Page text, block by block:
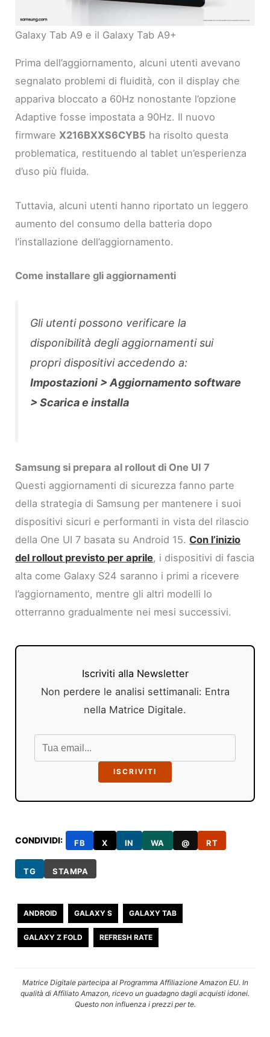
Galaxy Tab A9 e il Galaxy Tab A9+
Prima dell’aggiornamento, alcuni utenti avevano
segnalato problemi di fluidità, con il display che
appariva bloccato a 60Hz nonostante l’opzione
Adaptive fosse impostata a 90Hz. Il nuovo
firmwareX216BXXS6CYB5 ha risolto questa
problematica, restituendo al tablet un’esperienza
d’uso più fluida.
Tuttavia, alcuni utenti hanno riportato un leggero
aumento del consumo della batteria dopo
l’installazione dell’aggiornamento.
Come installare gli aggiornamenti
Gli utenti possono verificare la
disponibilità degli aggiornamenti sui
propri dispositivi accedendo a:
Impostazioni > Aggiornamento software
> Scarica e installa
Samsung si prepara al rollout di One UI 7
Questi aggiornamenti di sicurezza fanno parte
della strategia di Samsung per mantenere i suoi
dispositivi sicuri e performanti in vista del rilascio
della One UI 7 basata su Android 15.Con l’inizio
del rollout previsto per aprile, i dispositivi di fascia
alta come Galaxy S24 saranno i primi a ricevere
l’aggiornamento, mentre gli altri modelli lo
otterranno gradualmente nei mesi successivi.
Iscriviti alla Newsletter
Non perdere le analisi settimanali: Entra
nella Matrice Digitale.
ISCRIVITI
CONDIVIDI: FB X IN WA @ RT
TG STAMPA
ANDROID GALAXY S GALAXY TAB
GALAXY Z FOLD REFRESH RATE
Matrice Digitale partecipa al Programma Affiliazione Amazon EU. In
qualità di Affiliato Amazon, ricevo un guadagno dagli acquisti idonei.
Questo non influenza i prezzi per te.